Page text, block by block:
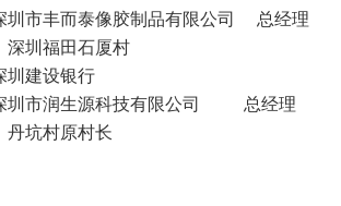
圳市丰而泰像胶制品有限公司 总经理
深圳福田石厦村
圳建设银行
圳市润生源科技有限公司 总经理
丹坑村原村长